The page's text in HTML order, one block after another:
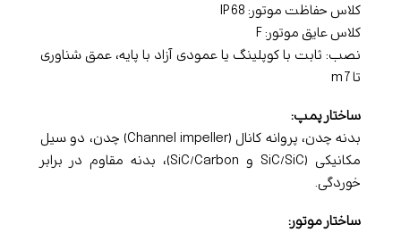
کلاس حفاظت موتور: IP 68
کلاس عایق موتور: F
نصب: ثابت با کوپلینگ یا عمودی آزاد با پایه، عمق شناوری
تا 7 m
ساختار پمپ:
بدنه چدن، پروانه کانال (Channel impeller) چدن، دو سیل
مکانیکی (SiC/SiC و SiC/Carbon)، بدنه مقاوم در برابر
خوردگی.
ساختار موتور: